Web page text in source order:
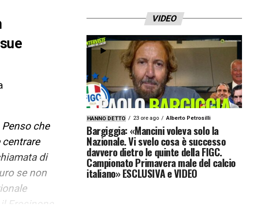
che
di
se non
VIDEO
HANNO DETTO 23 ore ago Alberto Petrosilli
Bargiggia: «Mancini voleva solo la
Nazionale. Vi svelo cosa è successo
davvero dietro le quinte della FIGC.
Campionato Primavera male del calcio
italiano» ESCLUSIVA e VIDEO